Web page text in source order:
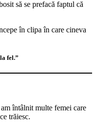
să se prefacă faptul că
în clipa în care cineva
fel.”
întâlnit multe femei care
trăiesc.